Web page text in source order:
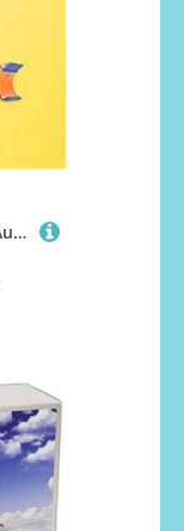
Viessmann 15219 - H0 Man Autobahnräumfahrzeug mit Seitenpflug